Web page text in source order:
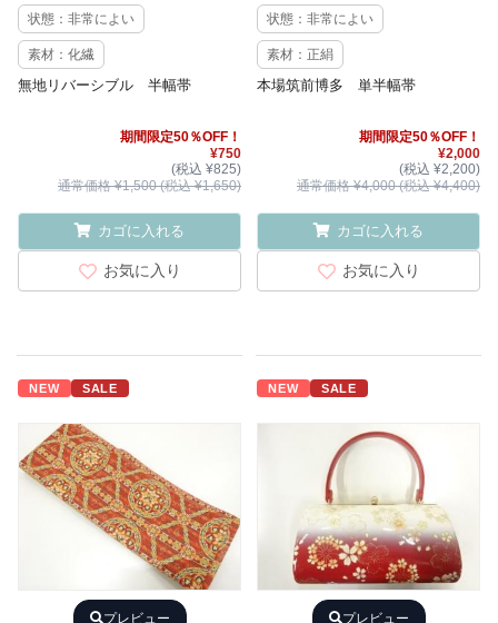
状態：非常によい
素材：化繊
無地リバーシブル 半幅帯
期間限定50％OFF！
¥750
(税込 ¥825)
通常価格 ¥1,500 (税込 ¥1,650)
カゴに入れる
お気に入り
状態：非常によい
素材：正絹
本場筑前博多 単半幅帯
期間限定50％OFF！
¥2,000
(税込 ¥2,200)
通常価格 ¥4,000 (税込 ¥4,400)
カゴに入れる
お気に入り
NEW SALE
プレビュー
NEW SALE
プレビュー